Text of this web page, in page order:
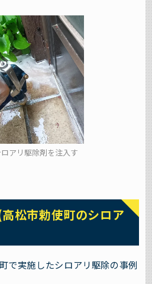
アリ駆除剤を注入す
松市勅使町のシロア
で実施したシロアリ駆除の事例